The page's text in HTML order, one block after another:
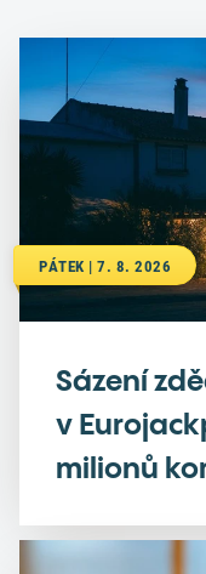
PÁTEK | 7. 8. 2026
Sázení
v
milionů